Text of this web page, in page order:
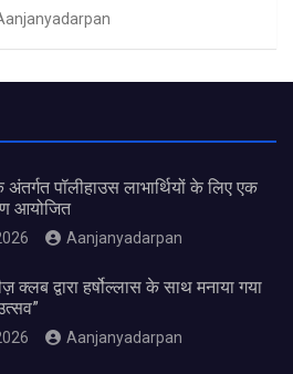
अंतर्गत पॉलीहाउस लाभार्थियों के लिए एक
आयोजित
Aanjanyadarpan
द्वारा हर्षोल्लास के साथ मनाया गया
Aanjanyadarpan